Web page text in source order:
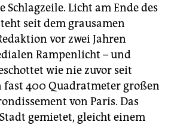
Schlagzeile. Licht am Ende des
seit dem grausamen
vor zwei Jahren
Rampenlicht – und
wie nie zuvor seit
fast 400 Quadratmeter großen
von Paris. Das
gemietet, gleicht einem